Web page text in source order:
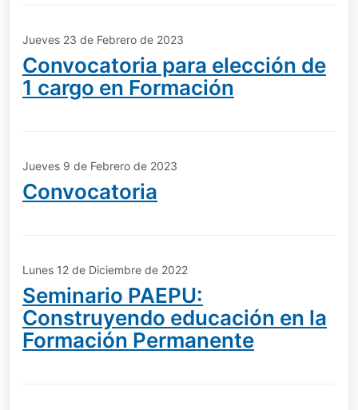
Jueves 23 de Febrero de 2023
Convocatoria para elección de
1 cargo en Formación
Jueves 9 de Febrero de 2023
Convocatoria
Lunes 12 de Diciembre de 2022
Seminario PAEPU:
Construyendo educación en la
Formación Permanente